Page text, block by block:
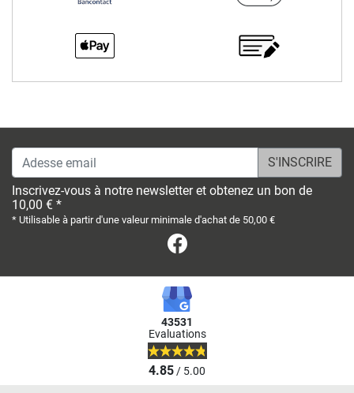
Adesse email
Inscrivez-vous à notre newsletter et obtenez un bon de
10,00 € *
* Utilisable à partir d'une valeur minimale d'achat de 50,00 €
43531
Evaluations
4.85/ 5.00